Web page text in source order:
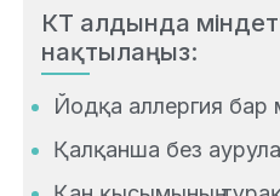
КТ алдында
нақтылаңыз:
Йодқа аллергия бар
Қалқанша без